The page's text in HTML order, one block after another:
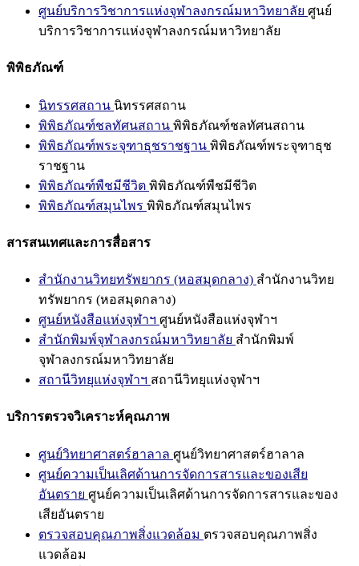
ศูนย์บริการวิชาการแห่งจุฬาลงกรณ์มหาวิทยาลัย ศูนย์
บริการวิชาการแห่งจุฬาลงกรณ์มหาวิทยาลัย
พิพิธภัณฑ์
นิทรรศสถาน นิทรรศสถาน
พิพิธภัณฑ์ชลทัศนสถาน พิพิธภัณฑ์ชลทัศนสถาน
พิพิธภัณฑ์พระจุฑาธุชราชฐาน พิพิธภัณฑ์พระจุฑาธุช
ราชฐาน
พิพิธภัณฑ์พืชมีชีวิต พิพิธภัณฑ์พืชมีชีวิต
พิพิธภัณฑ์สมุนไพร พิพิธภัณฑ์สมุนไพร
สารสนเทศและการสื่อสาร
สำนักงานวิทยทรัพยากร (หอสมุดกลาง) สำนักงานวิทย
ทรัพยากร (หอสมุดกลาง)
ศูนย์หนังสือแห่งจุฬาฯ ศูนย์หนังสือแห่งจุฬาฯ
สำนักพิมพ์จุฬาลงกรณ์มหาวิทยาลัย สำนักพิมพ์
จุฬาลงกรณ์มหาวิทยาลัย
สถานีวิทยุแห่งจุฬาฯ สถานีวิทยุแห่งจุฬาฯ
บริการตรวจวิเคราะห์คุณภาพ
ศูนย์วิทยาศาสตร์ฮาลาล ศูนย์วิทยาศาสตร์ฮาลาล
ศูนย์ความเป็นเลิศด้านการจัดการสารและของเสีย
อันตราย ศูนย์ความเป็นเลิศด้านการจัดการสารและของ
เสียอันตราย
ตรวจสอบคุณภาพสิ่งแวดล้อม ตรวจสอบคุณภาพสิ่ง
แวดล้อม